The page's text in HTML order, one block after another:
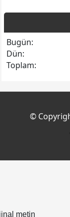
Bugün:
Dün:
Toplam:
©
metin